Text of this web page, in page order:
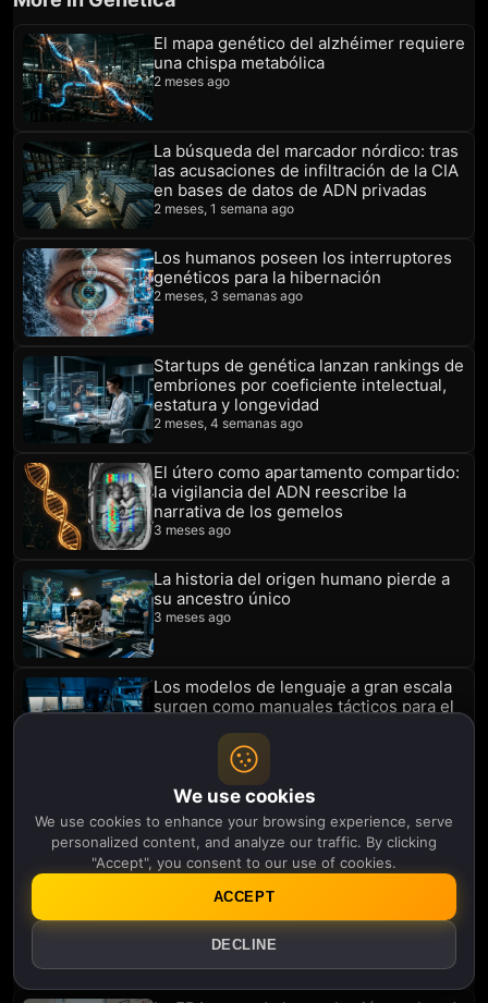
El mapa genético del alzhéimer requiere
una chispa metabólica
2 meses ago
La búsqueda del marcador nórdico: tras
las acusaciones de infiltración de la CIA
en bases de datos de ADN privadas
2 meses, 1 semana ago
Los humanos poseen los interruptores
genéticos para la hibernación
2 meses, 3 semanas ago
Startups de genética lanzan rankings de
embriones por coeficiente intelectual,
estatura y longevidad
2 meses, 4 semanas ago
El útero como apartamento compartido:
la vigilancia del ADN reescribe la
narrativa de los gemelos
3 meses ago
La historia del origen humano pierde a
su ancestro único
3 meses ago
Los modelos de lenguaje a gran escala
surgen como manuales tácticos para el
3 meses ago
El genoma arrugado: la IA descubre que
el núcleo del almacenamiento de ADN
no está bloqueado
3 meses, 1 semana ago
La crisis de identidad de CRISPR y el
mito forense del forajido que se
autoedita
We use cookies
We use cookies to enhance your browsing experience, serve
personalized content, and analyze our traffic. By clicking
"Accept", you consent to our use of cookies.
DECLINE
ACCEPT